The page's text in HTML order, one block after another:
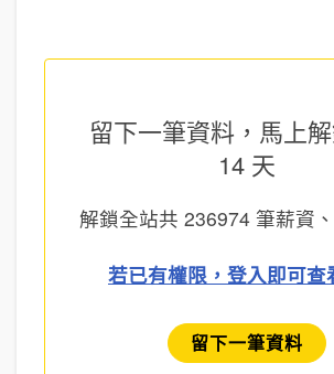
留下一筆資料，馬上
14 天
解鎖全站共 236974 筆薪資
若已有權限，登入即可查
留下一筆資料